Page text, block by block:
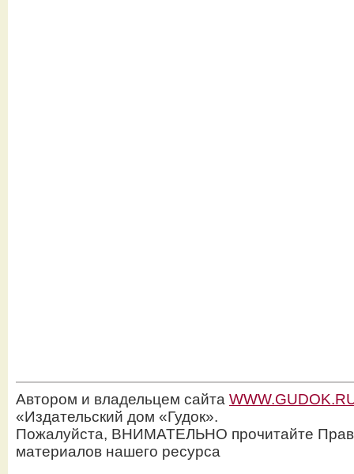
Автором и владельцем сайта
«Издательский дом «Гудок».
Пожалуйста, ВНИМАТЕЛЬНО прочитайте
материалов нашего ресурса